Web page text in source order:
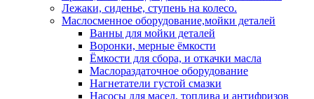
Лежаки, сиденье, ступень на колесо.
Маслосменное оборудование,мойки деталей
Ванны для мойки деталей
Воронки, мерные ёмкости
Ёмкости для сбора, и откачки масла
Маслораздаточное оборудование
Нагнетатели густой смазки
Насосы для масел, топлива и антифризов